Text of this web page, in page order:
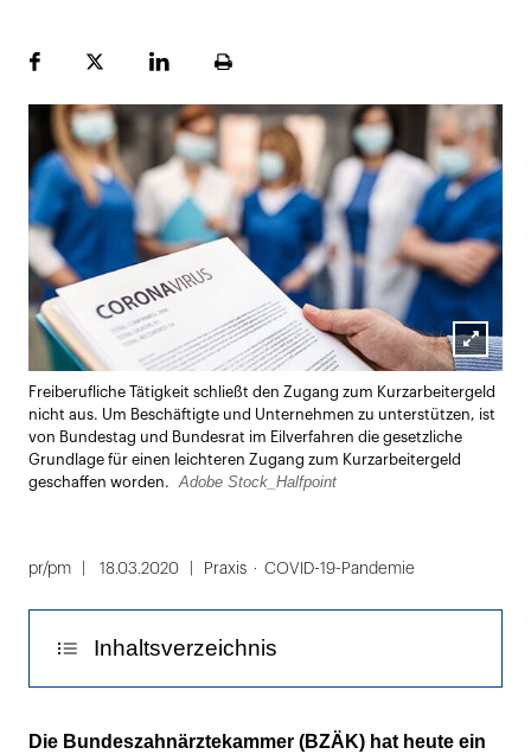
FacebookPlattformLinekdInSeite
Lightbox
öffnen
Freiberufliche Tätigkeit schließt den Zugang zum Kurzarbeitergeld
nicht aus. Um Beschäftigte und Unternehmen zu unterstützen, ist
von Bundestag und Bundesrat im Eilverfahren die gesetzliche
Grundlage für einen leichteren Zugang zum Kurzarbeitergeld
geschaffen worden.
Adobe Stock_Halfpoint
pr/pm 18.03.2020 Praxis COVID-19-Pandemie
Inhaltsverzeichnis
Freiberufliche Tätigkeit schließt den Zugang
Die Bundeszahnärztekammer (BZÄK) hat heute ein